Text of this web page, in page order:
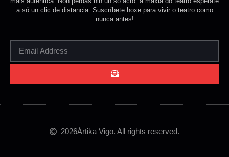
a só un clic de distancia. Suscríbete hoxe para vivir o teatro como
nunca antes!
2026Ártika Vigo. All rights reserved.